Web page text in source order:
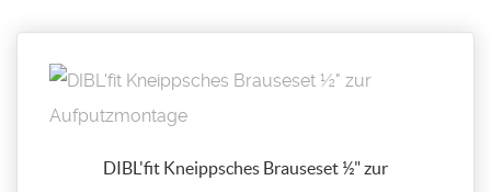
DIBL'fit Kneippsches Brauseset ½" zur